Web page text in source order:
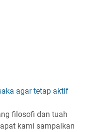
agar tetap aktif
filosofi dan tuah
kami sampaikan